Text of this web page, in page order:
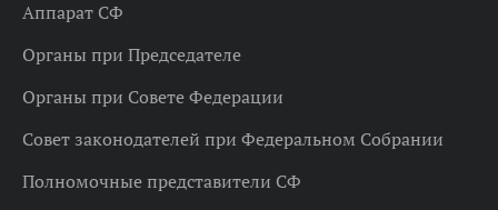
Аппарат СФ
Органы при Председателе
Органы при Совете Федерации
Совет законодателей при Федеральном Собрании
Полномочные представители СФ